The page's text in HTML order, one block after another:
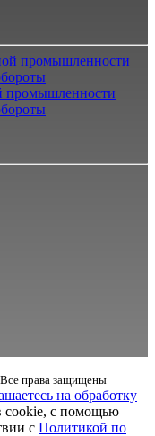
промышленности
права защищены
на обработку
cookie, с помощью
с Политикой по